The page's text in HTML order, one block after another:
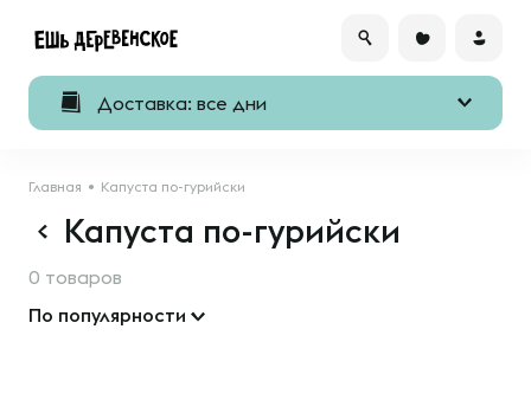
Доставка: все дни
Главная Капуста по-гурийски
Капуста по-гурийски
0 товаров
По популярности